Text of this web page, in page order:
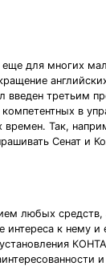
для многих
введен
в
Так,
Сенат и
средств,
к нему